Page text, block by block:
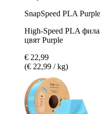
SnapSpeed PLA
High-Speed PLA
цвят Purple
€ 22,99
(€ 22,99 / kg)